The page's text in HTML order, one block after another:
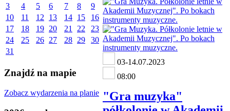
3
4 5 6 7 8
9
10
11 12 13 14 15
16
17
18 19 20 21 22
23
24
25 26 27 28 29
30
31
Znajdź na mapie
Zobacz wydarzenia na planie
03-14.07.2023
08:00
"Gra muzyka"